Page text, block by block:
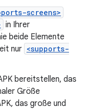
screens>
in Ihrer
beide Elemente
nur <supports-
bereitstellen, das
Größe
das große und